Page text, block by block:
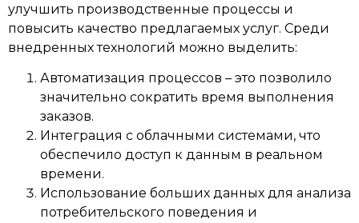
улучшить производственные процессы и
повысить качество предлагаемых услуг. Среди
внедренных технологий можно выделить:
Автоматизация процессов – это позволило
значительно сократить время выполнения
заказов.
Интеграция с облачными системами, что
обеспечило доступ к данным в реальном
времени.
Использование больших данных для анализа
потребительского поведения и